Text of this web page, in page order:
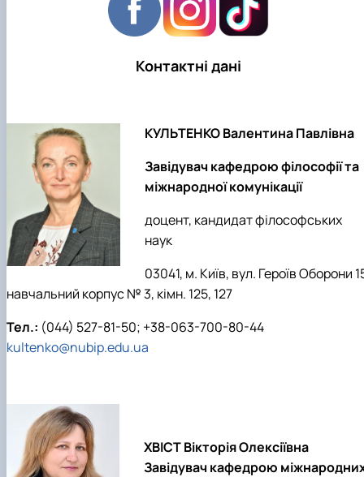
Контактні дані
КУЛЬТЕНКО Валентина Павлівна
Завідувач кафедрою філософії та
міжнародної комунікації
доцент, кандидат філософських
наук
03041, м. Київ, вул. Героїв Оборони
навчальний корпус № 3, кімн. 125, 127
Тел.: (044) 527-81-50; +38-063-700-80-44
kultenko@nubip.edu.ua
ХВІСТ Вікторія Олексіївна
Завідувач кафедрою